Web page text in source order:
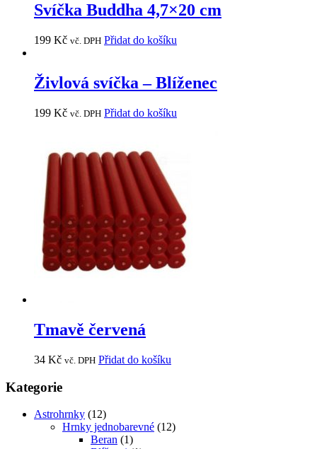
Svíčka Buddha 4,7×20 cm
199 Kč vč. DPH Přidat do košíku
Živlová svíčka – Blíženec
199 Kč vč. DPH Přidat do košíku
Tmavě červená
34 Kč vč. DPH Přidat do košíku
Kategorie
Astrohrnky (12)
Hrnky jednobarevné (12)
Beran (1)